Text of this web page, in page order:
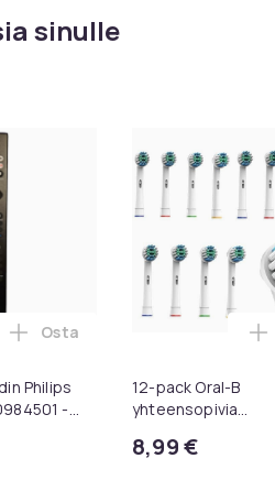
sinulle
Philips
-
Lisää Yleiskaukosäädin
Osta
12-pack Oral-B
yhteensopivia
8,99 €